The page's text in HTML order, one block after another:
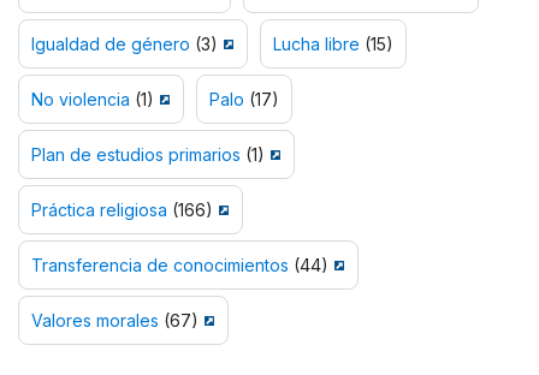
Igualdad de género (3) Lucha libre (15)
No violencia (1) Palo (17)
Plan de estudios primarios (1)
Práctica religiosa (166)
Transferencia de conocimientos (44)
Valores morales (67)